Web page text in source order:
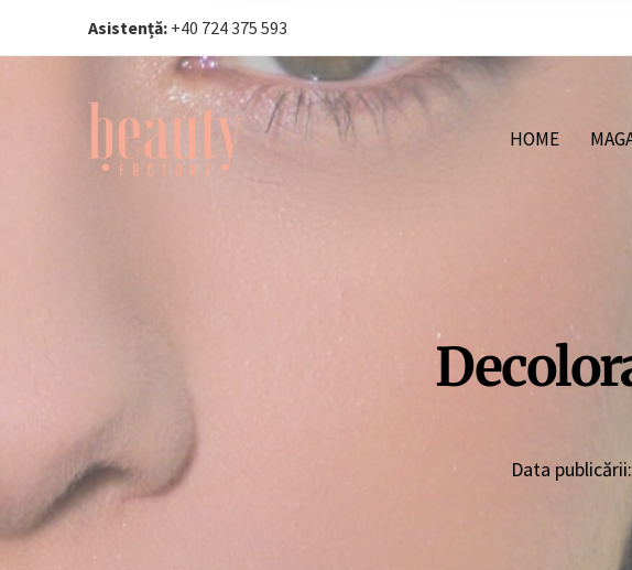
Asistență: +40 724 375 593‬
HOME
Data publicării: